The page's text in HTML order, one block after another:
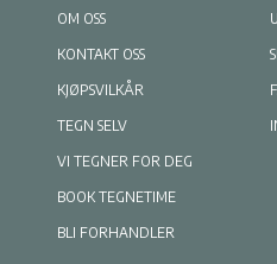
OM OSS
KONTAKT OSS
KJØPSVILKÅR
TEGN SELV
VI TEGNER FOR DEG
BOOK TEGNETIME
BLI FORHANDLER